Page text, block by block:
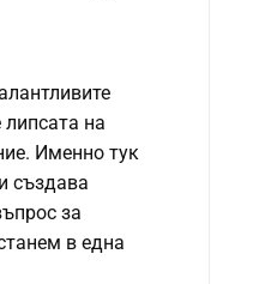
на
Именно тук
създава
за
в една